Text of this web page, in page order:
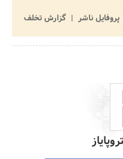
پروفایل ناشر
گزارش تخلف